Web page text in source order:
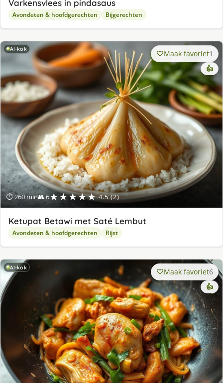
Varkensvlees in pindasaus
Avondeten & hoofdgerechten Bijgerechten
AI-kok
⏱ 260 min👥 6★★★★★ 4.5 (2)
Maak favoriet1
👍
Ketupat Betawi met Saté Lembut
Avondeten & hoofdgerechten Rijst
AI-kok Maak favoriet6
👍